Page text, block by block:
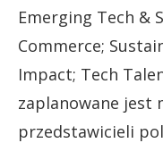
Emerging Tech &
Commerce;
Impact; Tech
zaplanowane jest
przedstawicieli